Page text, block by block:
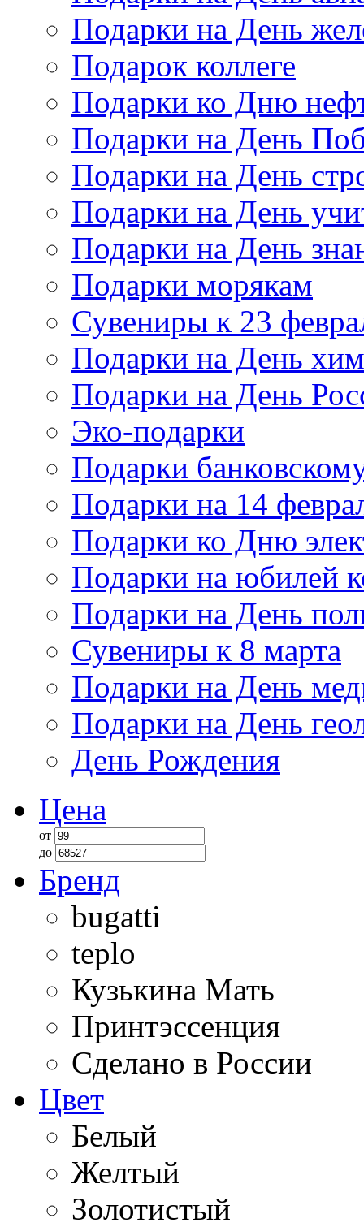
Подарки на День
Подарок коллеге
Подарки ко Дню
Подарки на День
Подарки на День
Подарки на День
Подарки на День
Подарки морякам
Сувениры к 23
Подарки на День
Подарки на День
Эко-подарки
Подарки
Подарки на 14
Подарки ко Дню
Подарки на юбилей
Подарки на День
Сувениры к 8 марта
Подарки на День
Подарки на День
День Рождения
Цена
от
до
Бренд
bugatti
teplo
Кузькина Мать
Принтэссенция
Сделано в России
Цвет
Белый
Желтый
Золотистый